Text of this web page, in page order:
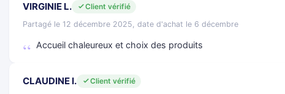
VIRGINIE L.
Client vérifié
Partagé le 12 décembre 2025, date d'achat le 6 décembre
Accueil chaleureux et choix des produits
CLAUDINE I. Client vérifié